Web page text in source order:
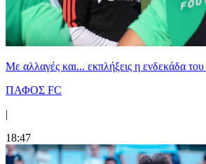
Με αλλαγές και... εκπλήξεις η ενδεκάδα
ΠΑΦΟΣ FC
|
18:47